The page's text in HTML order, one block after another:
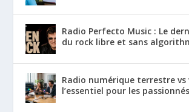
Radio Perfecto Music : Le
du rock libre et sans
Radio numérique terrestre vs
l’essentiel pour les